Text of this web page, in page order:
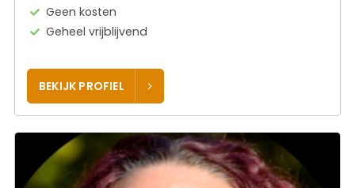
Geen kosten
Geheel vrijblijvend
BEKIJK PROFIEL